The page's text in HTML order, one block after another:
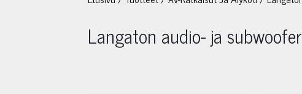
Langaton audio- ja